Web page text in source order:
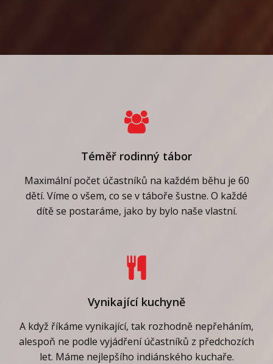
Téměř rodinný tábor
Maximální počet účastníků na každém běhu je 60
dětí. Víme o všem, co se v táboře šustne. O každé
dítě se postaráme, jako by bylo naše vlastní.
Vynikající kuchyně
A když říkáme vynikající, tak rozhodně nepřeháním,
alespoň ne podle vyjádření účastníků z předchozích
let. Máme nejlepšího indiánského kuchaře.